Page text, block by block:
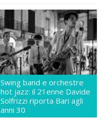
Swing band e orchestre
hot jazz: il 21enne Davide
Solfrizzi riporta Bari agli
anni 30